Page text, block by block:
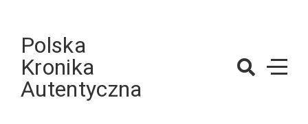
contentPolska
Kronika
Autentyczna